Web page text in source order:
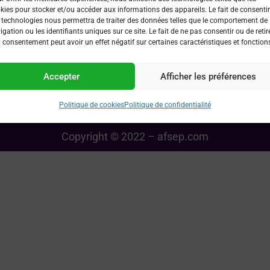
pour stocker et/ou accéder aux informations des appareils. Le fait de
technologies nous permettra de traiter des données telles que le comportement de
ou les identifiants uniques sur ce site. Le fait de ne pas consentir ou de
consentement peut avoir un effet négatif sur certaines caractéristiques et
Accepter Afficher les préférences
Politique de cookiesPolitique de confidentialité
devenir membre ?
s’inscrire à un événement
AFSEP ?
Liens utiles
Les partenaires de l’AFSEP
Demande de subvention
Politique de cookies
Copyright © 2022 – afsep.com